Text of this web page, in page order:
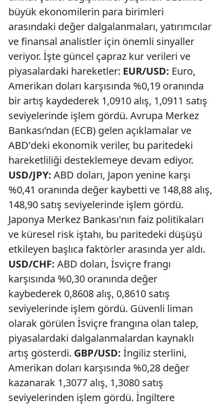
büyük ekonomilerin para birimleri
arasındaki değer dalgalanmaları, yatırımcılar
ve finansal analistler için önemli sinyaller
veriyor. İşte güncel çapraz kur verileri ve
piyasalardaki hareketler: EUR/USD: Euro,
Amerikan doları karşısında %0,19 oranında
bir artış kaydederek 1,0910 alış, 1,0911 satış
seviyelerinde işlem gördü. Avrupa Merkez
Bankası’ndan (ECB) gelen açıklamalar ve
ABD'deki ekonomik veriler, bu paritedeki
hareketliliği desteklemeye devam ediyor.
USD/JPY: ABD doları, Japon yenine karşı
%0,41 oranında değer kaybetti ve 148,88 alış,
148,90 satış seviyelerinde işlem gördü.
Japonya Merkez Bankası'nın faiz politikaları
ve küresel risk iştahı, bu paritedeki düşüşü
etkileyen başlıca faktörler arasında yer aldı.
USD/CHF: ABD doları, İsviçre frangı
karşısında %0,30 oranında değer
kaybederek 0,8608 alış, 0,8610 satış
seviyelerinde işlem gördü. Güvenli liman
olarak görülen İsviçre frangına olan talep,
piyasalardaki dalgalanmalardan kaynaklı
artış gösterdi. GBP/USD: İngiliz sterlini,
Amerikan doları karşısında %0,28 değer
kazanarak 1,3077 alış, 1,3080 satış
seviyelerinden işlem gördü. İngiltere